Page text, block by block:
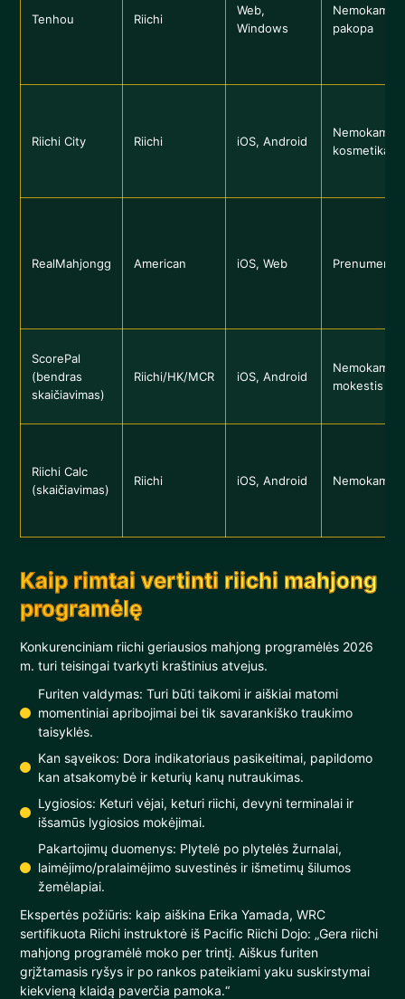
Tenhou Riichi
Web,
Windows
Nemokama
pakopa
Riichi City Riichi iOS, Android
Nemokama
kosmetika
RealMahjongg American iOS, Web Prenumerata
ScorePal
(bendras
skaičiavimas)
Riichi/HK/MCR iOS, Android
Nemokama/
mokestis
Riichi Calc
(skaičiavimas)
Riichi iOS, Android Nemokama
Kaip rimtai vertinti riichi mahjong
programėlę
Konkurenciniam riichi geriausios mahjong programėlės 2026
m. turi teisingai tvarkyti kraštinius atvejus.
Furiten valdymas: Turi būti taikomi ir aiškiai matomi
momentiniai apribojimai bei tik savarankiško traukimo
taisyklės.
Kan sąveikos: Dora indikatoriaus pasikeitimai, papildomo
kan atsakomybė ir keturių kanų nutraukimas.
Lygiosios: Keturi vėjai, keturi riichi, devyni terminalai ir
išsamūs lygiosios mokėjimai.
Pakartojimų duomenys: Plytelė po plytelės žurnalai,
laimėjimo/pralaimėjimo suvestinės ir išmetimų šilumos
žemėlapiai.
Ekspertės požiūris: kaip aiškina Erika Yamada, WRC
sertifikuota Riichi instruktorė iš Pacific Riichi Dojo: „Gera riichi
mahjong programėlė moko per trintį. Aiškus furiten
grįžtamasis ryšys ir po rankos pateikiami yaku suskirstymai
kiekvieną klaidą paverčia pamoka.“